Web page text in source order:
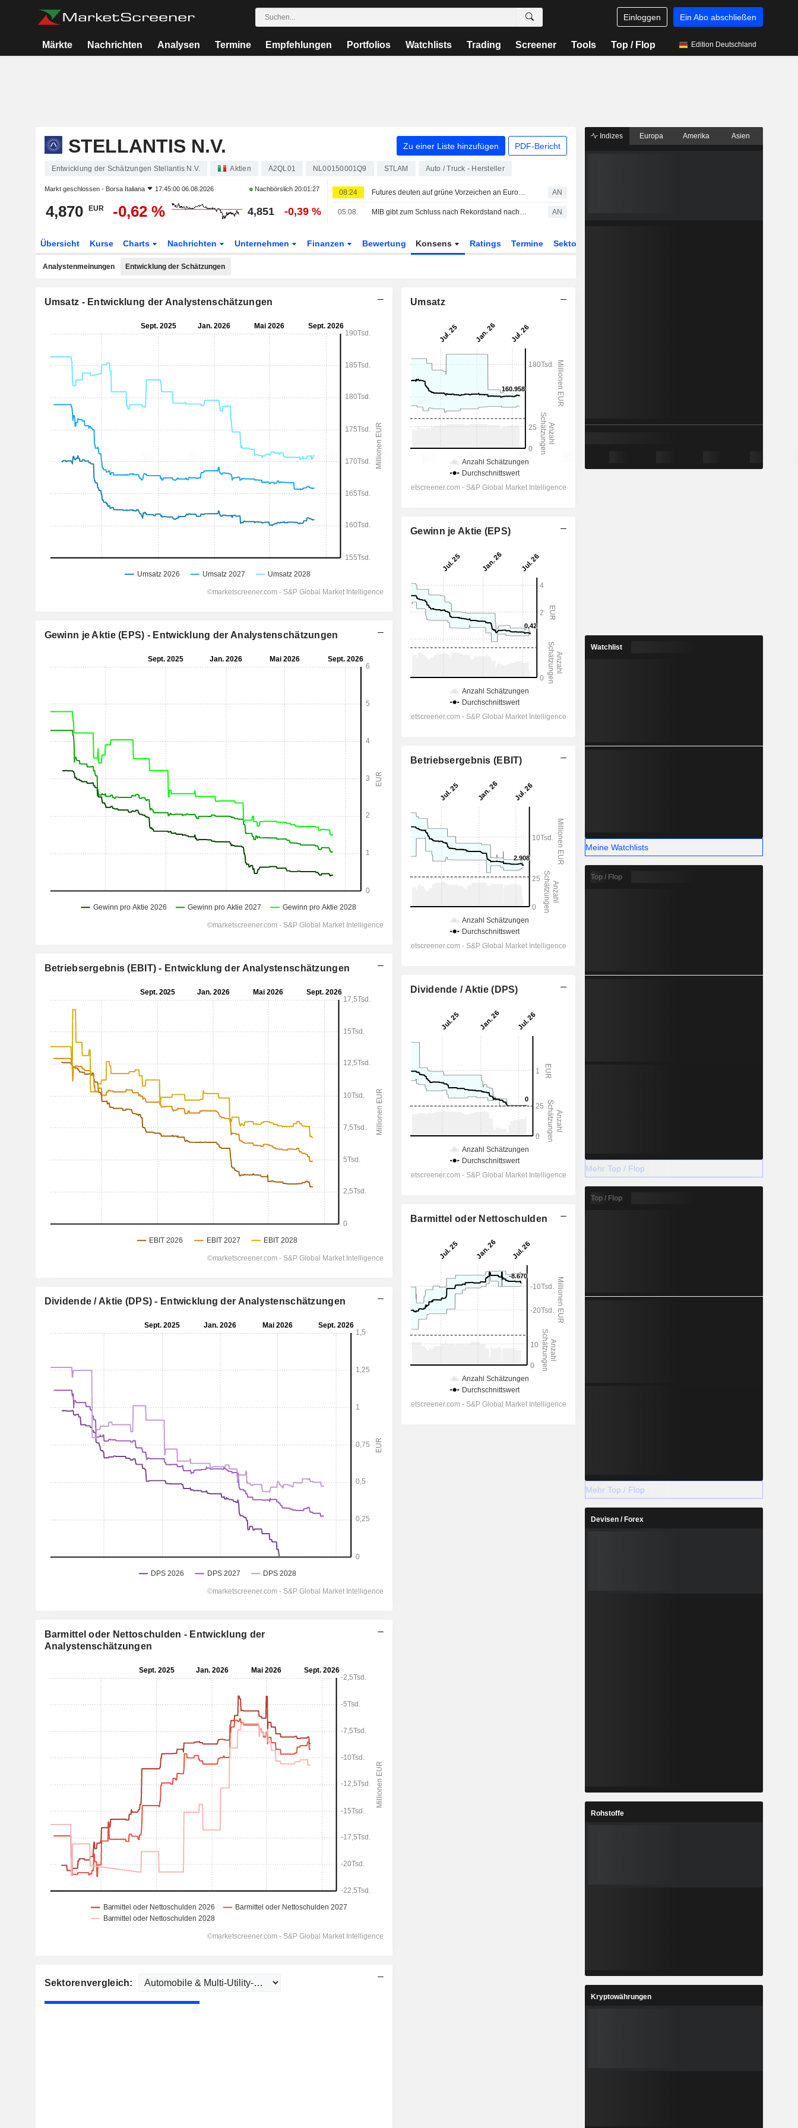
Einloggen Ein Abo abschließen
Märkte Nachrichten Analysen Termine Empfehlungen Portfolios Watchlists Trading Screener Tools Top / Flop Edition Deutschland
STELLANTIS N.V. Zu einer Liste hinzufügen PDF-Bericht
Entwicklung der Schätzungen Stellantis N.V. Aktien A2QL01 NL00150001Q9 STLAM Auto / Truck - Hersteller
Markt geschlossen - Borsa Italiana 17:45:00 06.08.2026 Nachbörslich 20:01:27
4,870 EUR -0,62 % 4,851 -0,39 %
08:24 Futures deuten auf grüne Vorzeichen an Europas Börsen hin AN
05.08. MIB gibt zum Schluss nach Rekordstand nach; Kaufinteresse bei Cucinelli AN
Übersicht Kurse Charts Nachrichten Unternehmen Finanzen Bewertung Konsens Ratings Termine Sektor
Analystenmeinungen Entwicklung der Schätzungen
Umsatz - Entwicklung der Analystenschätzungen
Gewinn je Aktie (EPS) - Entwicklung der Analystenschätzungen
Betriebsergebnis (EBIT) - Entwicklung der Analystenschätzungen
Dividende / Aktie (DPS) - Entwicklung der Analystenschätzungen
Barmittel oder Nettoschulden - Entwicklung der
Analystenschätzungen
Sektorenvergleich:
Umsatz
Gewinn je Aktie (EPS)
Betriebsergebnis (EBIT)
Dividende / Aktie (DPS)
Barmittel oder Nettoschulden
Indizes Europa Amerika Asien
Watchlist
Meine Watchlists
Top / Flop
Mehr Top / Flop
Top / Flop
Mehr Top / Flop
Devisen / Forex
Rohstoffe
Kryptowährungen